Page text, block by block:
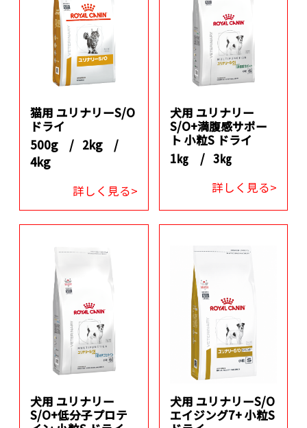
猫用 ユリナリーS/O
ドライ
500g / 2kg /
4kg
詳しく見る>
犬用 ユリナリー
S/O+満腹感サポー
ト 小粒S ドライ
1㎏ / 3㎏
詳しく見る>
犬用 ユリナリー
S/O+低分子プロテ
犬用 ユリナリーS/O
エイジング7+ 小粒S